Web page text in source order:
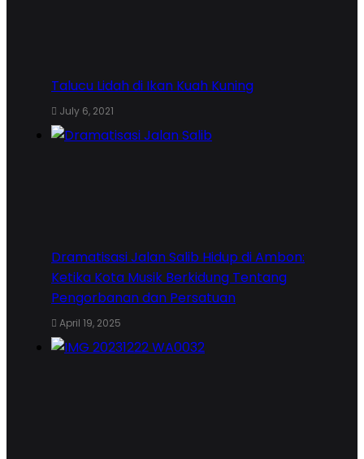
Talucu Lidah di Ikan Kuah Kuning
July 6, 2021
Dramatisasi Jalan Salib Hidup di Ambon:
Ketika Kota Musik Berkidung Tentang
Pengorbanan dan Persatuan
April 19, 2025